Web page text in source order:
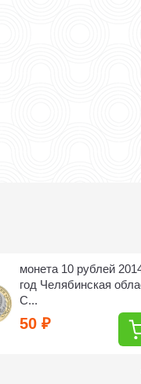
монета 10 рублей
год Челябинская
С...
50₽